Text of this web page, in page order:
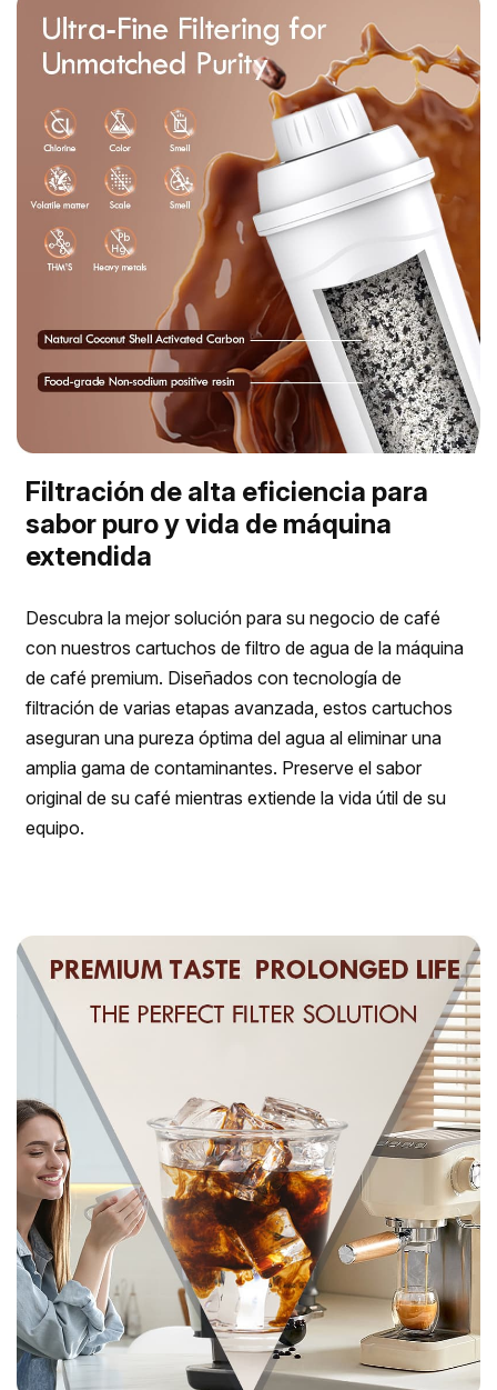
Filtración de alta eficiencia para
sabor puro y vida de máquina
extendida
Descubra la mejor solución para su negocio de café
con nuestros cartuchos de filtro de agua de la máquina
de café premium. Diseñados con tecnología de
filtración de varias etapas avanzada, estos cartuchos
aseguran una pureza óptima del agua al eliminar una
amplia gama de contaminantes. Preserve el sabor
original de su café mientras extiende la vida útil de su
equipo.